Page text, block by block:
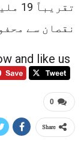
نقصان سے
and like us:
0
Share